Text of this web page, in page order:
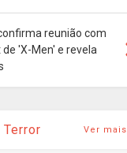
reunião com
'X-Men' e revela
Ver mais